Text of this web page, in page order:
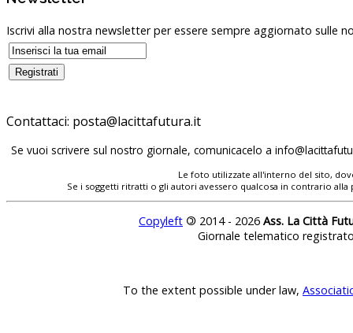
Iscrivi alla nostra newsletter per essere sempre aggiornato sulle
Contattaci: posta@lacittafutura.it
Se vuoi scrivere sul nostro giornale, comunicacelo a
Le foto utilizzate all'interno del sito,
Se i soggetti ritratti o gli autori avessero qualcosa in contrario
Copyleft © 2014 - 2026 Ass. La Città
Giornale telematico
To the extent possible under law,